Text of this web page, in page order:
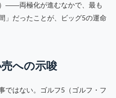
――両極化が進むなかで、最も
」だったことが、ビッグ5の運命
への示唆
ではない。ゴルフ5（ゴルフ・フ